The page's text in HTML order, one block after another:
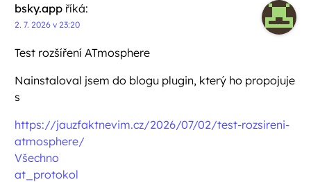
bsky.app říká:
2. 7. 2026 v 23:20
Test rozšíření ATmosphere
Nainstaloval jsem do blogu plugin, který ho propojuje
s
https://jauzfaktnevim.cz/2026/07/02/test-rozsireni-
atmosphere/
Všechno
at_protokol